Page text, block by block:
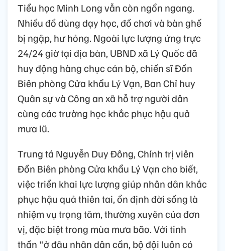
Tiểu học Minh Long vẫn còn ngổn ngang.
Nhiều đồ dùng dạy học, đồ chơi và bàn ghế
bị ngập, hư hỏng. Ngoài lực lượng ứng trực
24/24 giờ tại địa bàn, UBND xã Lý Quốc đã
huy động hàng chục cán bộ, chiến sĩ Đồn
Biên phòng Cửa khẩu Lý Vạn, Ban Chỉ huy
Quân sự và Công an xã hỗ trợ người dân
cùng các trường học khắc phục hậu quả
mưa lũ.
Trung tá Nguyễn Duy Đông, Chính trị viên
Đồn Biên phòng Cửa khẩu Lý Vạn cho biết,
việc triển khai lực lượng giúp nhân dân khắc
phục hậu quả thiên tai, ổn định đời sống là
nhiệm vụ trọng tâm, thường xuyên của đơn
vị, đặc biệt trong mùa mưa bão. Với tinh
thần "ở đâu nhân dân cần, bộ đội luôn có